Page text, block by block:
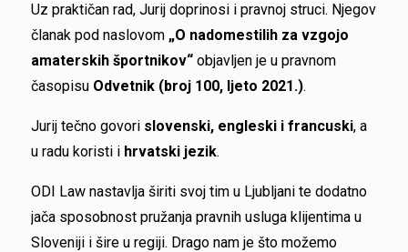
Uz praktičan rad, Jurij doprinosi i pravnoj struci. Njegov
članak pod naslovom „O nadomestilih za vzgojo
amaterskih športnikov“ objavljen je u pravnom
časopisu Odvetnik (broj 100, ljeto 2021.).
Jurij tečno govori slovenski, engleski i francuski, a
u radu koristi i hrvatski jezik.
ODI Law nastavlja širiti svoj tim u Ljubljani te dodatno
jača sposobnost pružanja pravnih usluga klijentima u
Sloveniji i šire u regiji. Drago nam je što možemo